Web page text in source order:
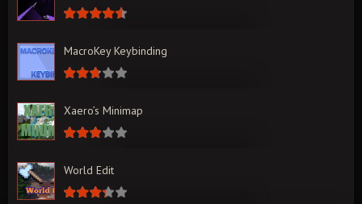
MacroKey Keybinding
Xaero’s Minimap
World Edit